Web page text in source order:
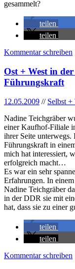
gesammelt?
teilen
teilen
Kommentar schreiben
Ost + West in
Führungskraft
12.05.2009 // Selbst +
Nadine Teichgräber
einer Kaufhof-Filiale
ihrer Seite
Führungskraft in
mich hat interessiert,
erfolgreich macht…
Es war ein sehr
Erfahrungen. In
Nadine Teichgräber
in der DDR sie mit
hat, dass sie zu einer
teilen
teilen
Kommentar schreiben